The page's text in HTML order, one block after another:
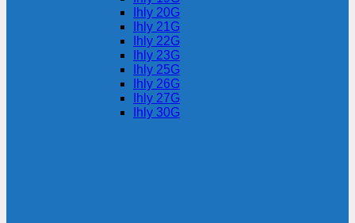
Ihly 20G
Ihly 21G
Ihly 22G
Ihly 23G
Ihly 25G
Ihly 26G
Ihly 27G
Ihly 30G